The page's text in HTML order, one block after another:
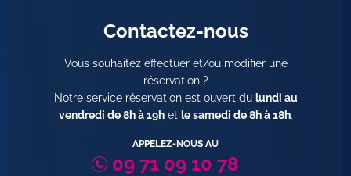
Contactez-nous
Vous souhaitez effectuer et/ou modifier une
réservation ?
Notre service réservation est ouvert du lundi au
vendredi de 8h à 19het le samedi de 8h à 18h.
APPELEZ-NOUS AU
09 71 09 10 78